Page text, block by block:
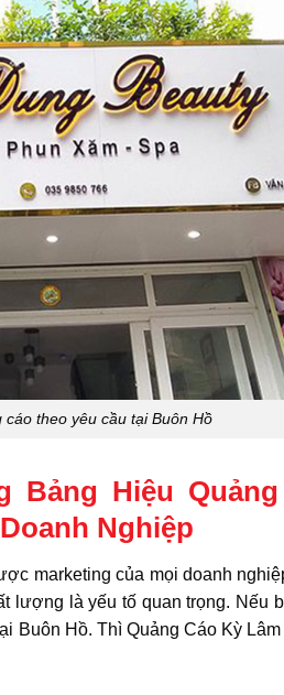
cáo theo yêu cầu tại Buôn Hồ
Bảng Hiệu
Nghiệp
marketing của mọi doanh
lượng là yếu tố quan trọng. Nếu
Buôn Hồ. Thì Quảng Cáo Kỳ